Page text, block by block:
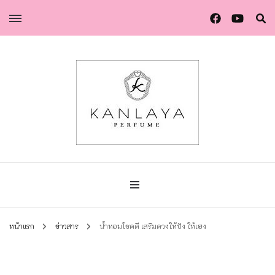
น้ำหอมกัลยา
น้ำหอมกัลยา น้ำหอมแท้แบรนด์ไทย คุณภาพยุโรป
หน้าแรก ข่าวสาร น้ำหอมโชคดี เสริมดวงให้ปัง ให้เฮง